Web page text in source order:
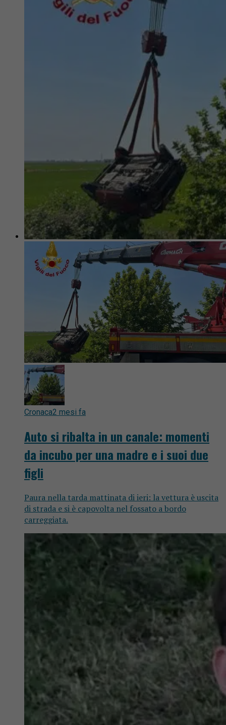
Cronaca2 mesi fa
Auto si ribalta in un canale: momenti
da incubo per una madre e i suoi due
figli
Paura nella tarda mattinata di ieri: la vettura è uscita
di strada e si è capovolta nel fossato a bordo
carreggiata.